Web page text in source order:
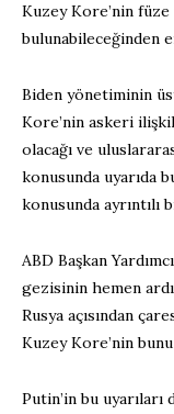
Kuzey Kore’nin
bulunabileceğinden
Biden yönetiminin
Kore’nin askeri
olacağı ve
konusunda uyarıda
konusunda ayrıntılı
ABD Başkan
gezisinin hemen
Rusya açısından
Kuzey Kore’nin
Putin’in bu uyarıları